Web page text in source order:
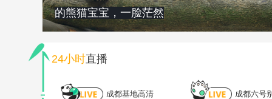
的熊猫宝宝，一脸茫然
24小时直播
成都基地高清 成都六号